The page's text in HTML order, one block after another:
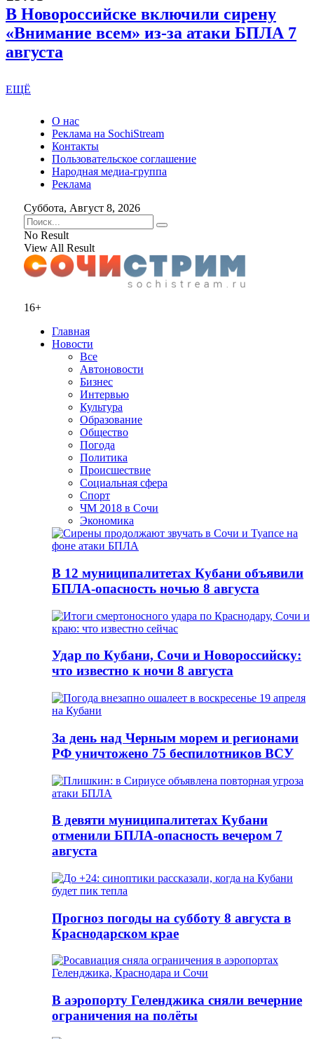
В Новороссийске включили сирену
«Внимание всем» из-за атаки БПЛА 7
августа
ЕЩЁ
О нас
Реклама на SochiStream
Контакты
Пользовательское соглашение
Народная медиа-группа
Реклама
Суббота, Август 8, 2026
No Result
View All Result
16+
Главная
Новости
Все
Автоновости
Бизнес
Интервью
Культура
Образование
Общество
Погода
Политика
Происшествие
Социальная сфера
Спорт
ЧМ 2018 в Сочи
Экономика
В 12 муниципалитетах Кубани объявили
БПЛА-опасность ночью 8 августа
Удар по Кубани, Сочи и Новороссийску:
что известно к ночи 8 августа
За день над Черным морем и регионами
РФ уничтожено 75 беспилотников ВСУ
В девяти муниципалитетах Кубани
отменили БПЛА-опасность вечером 7
августа
Прогноз погоды на субботу 8 августа в
Краснодарском крае
В аэропорту Геленджика сняли вечерние
ограничения на полёты